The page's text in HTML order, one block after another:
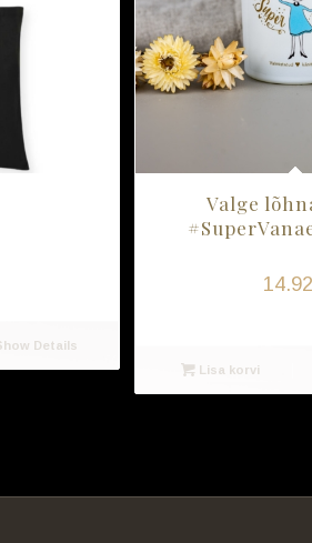
Details
Valge
14.92
Lisa korvi